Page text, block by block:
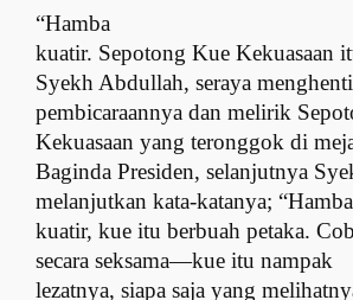
“Hamba
kuatir. Sepotong Kue Kekuasaan
Syekh Abdullah, seraya
pembicaraannya dan melirik
Kekuasaan yang teronggok di
Baginda Presiden, selanjutnya
melanjutkan kata-katanya; “Hamba
kuatir, kue itu berbuah petaka.
secara seksama—kue itu nampak
lezatnya, siapa saja yang